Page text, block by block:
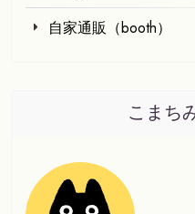
自家通販（booth）
こまち